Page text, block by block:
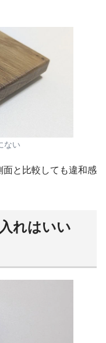
ない
と比較しても違和感
れはいい